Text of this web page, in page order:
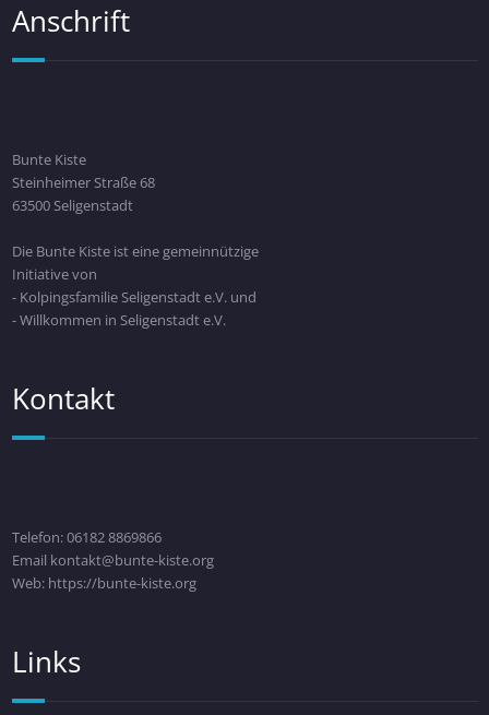
Anschrift
Bunte Kiste
Steinheimer Straße 68
63500 Seligenstadt
Die Bunte Kiste ist eine gemeinnützige
Initiative von
- Kolpingsfamilie Seligenstadt e.V. und
- Willkommen in Seligenstadt e.V.
Kontakt
Telefon: 06182 8869866
Email kontakt@bunte-kiste.org
Web: https://bunte-kiste.org
Links